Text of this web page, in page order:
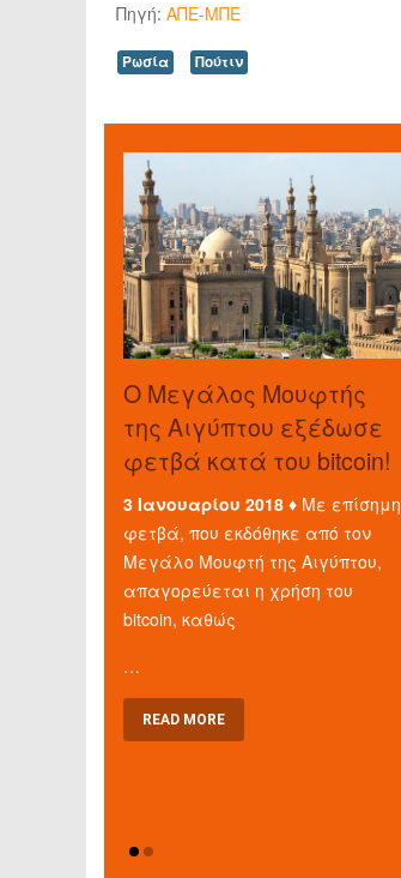
Πηγή: ΑΠΕ-ΜΠΕ
Ρωσία Πούτιν
O Μεγάλος Μουφτής
της Αιγύπτου εξέδωσε
φετβά κατά του bitcoin!
3 Ιανουαρίου 2018 ♦ Με επίσημη
φετβά, που εκδόθηκε από τον
Μεγάλο Μουφτή της Αιγύπτου,
απαγορεύεται η χρήση του
bitcoin, καθώς
…
READ MORE